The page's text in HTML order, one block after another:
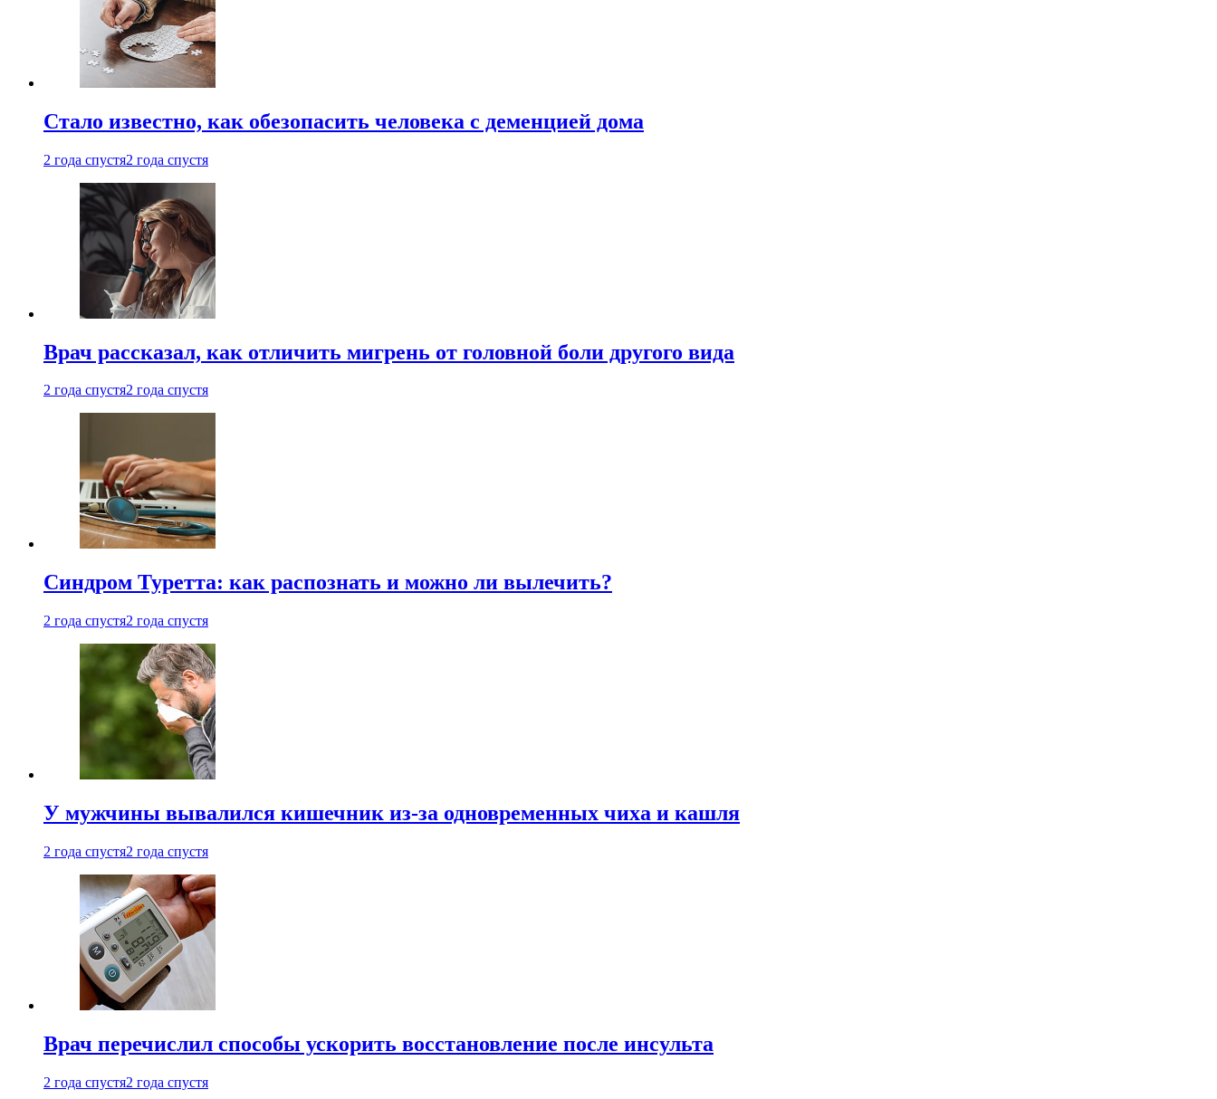
Стало известно, как обезопасить человека с деменцией дома
2 года спустя2 года спустя
Врач рассказал, как отличить мигрень от головной боли другого вида
2 года спустя2 года спустя
Синдром Туретта: как распознать и можно ли вылечить?
2 года спустя2 года спустя
У мужчины вывалился кишечник из-за одновременных чиха и кашля
2 года спустя2 года спустя
Врач перечислил способы ускорить восстановление после инсульта
2 года спустя2 года спустя